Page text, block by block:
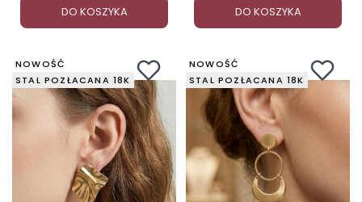
DO KOSZYKA DO KOSZYKA
NOWOŚĆ
STAL POZŁACANA 18K
NOWOŚĆ
STAL POZŁACANA 18K